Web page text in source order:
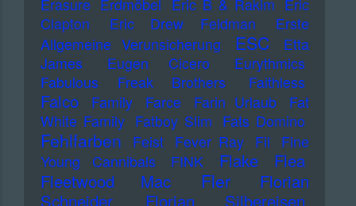
Erasure Erdmöbel Eric B & Rakim Eric
Clapton
Eric Drew Feldman
Erste
Allgemeine Verunsicherung
ESC
Etta
James
Eugen Cicero
Eurythmics
Fabulous Freak Brothers
Faithless
Falco Family Farce Farin Urlaub
Fat
White Family Fatboy Slim Fats Domino
Fehlfarben Feist Fever Ray Fil
Fine
Young Cannibals
FINK Flake
Flea
Fleetwood Mac
Fler
Florian
Schneider
Florian Silbereisen